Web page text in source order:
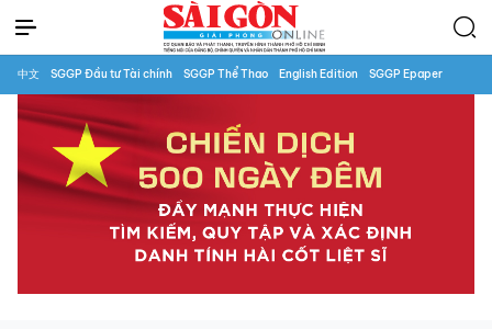
中文 SGGP Đầu tư Tài chính SGGP Thể Thao English Edition SGGP Epaper